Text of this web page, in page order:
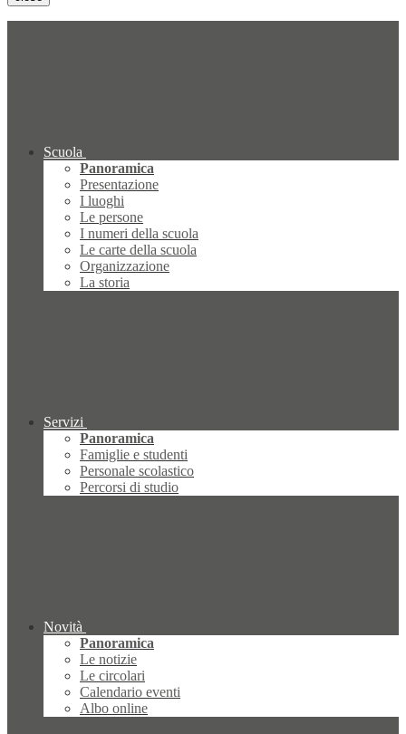
Scuola
Panoramica
Presentazione
I luoghi
Le persone
I numeri della scuola
Le carte della scuola
Organizzazione
La storia
Servizi
Panoramica
Famiglie e studenti
Personale scolastico
Percorsi di studio
Novità
Panoramica
Le notizie
Le circolari
Calendario eventi
Albo online